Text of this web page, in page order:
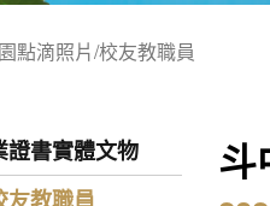
點滴照片/校友教職員
證書實體文物
友教職員
斗